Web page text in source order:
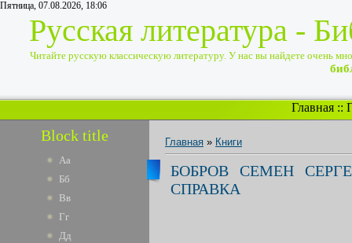
Пятница, 07.08.2026, 18:06
Русская литература -
Читайте русскую классическую литературу. У нас вы найдете очень
Главная ::
Block title
Аа
Бб
Вв
Гг
Дд
Главная » Книги
БОБРОВ СЕМЕН
СПРАВКА